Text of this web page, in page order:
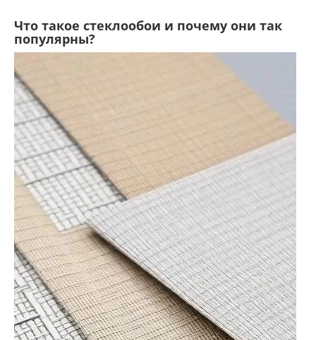
Что такое стеклообои и почему они так
популярны?